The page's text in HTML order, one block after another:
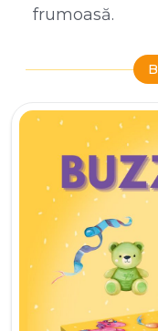
frumoasă.